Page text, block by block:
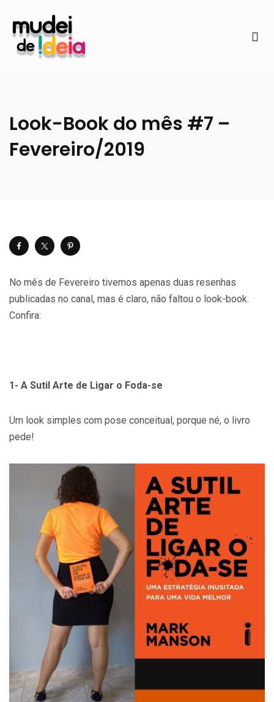
Look-Book do mês #7 –
Fevereiro/2019
No mês de Fevereiro tivemos apenas duas resenhas
publicadas no canal, mas é claro, não faltou o look-book.
Confira:
1- A Sutil Arte de Ligar o Foda-se
Um look simples com pose conceitual, porque né, o livro
pede!